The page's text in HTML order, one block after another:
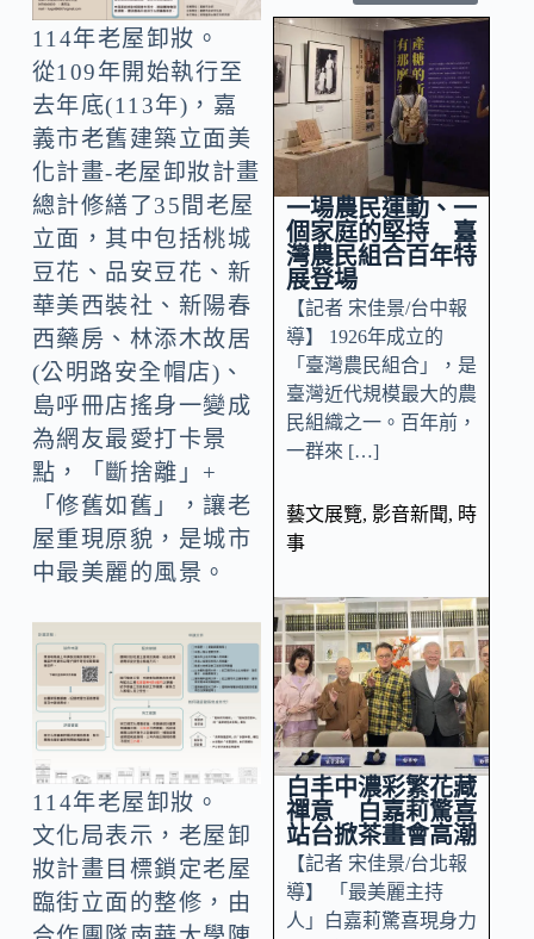
114年老屋卸妝。
從109年開始執行至
去年底(113年)，嘉
義市老舊建築立面美
化計畫-老屋卸妝計畫
總計修繕了35間老屋
立面，其中包括桃城
豆花、品安豆花、新
華美西裝社、新陽春
西藥房、林添木故居
(公明路安全帽店)、
島呼冊店搖身一變成
為網友最愛打卡景
點，「斷捨離」+
「修舊如舊」，讓老
屋重現原貌，是城市
中最美麗的風景。
114年老屋卸妝。
文化局表示，老屋卸
妝計畫目標鎖定老屋
臨街立面的整修，由
一場農民運動、一
個家庭的堅持 臺
灣農民組合百年特
展登場
【記者 宋佳景/台中報
導】 1926年成立的
「臺灣農民組合」，是
臺灣近代規模最大的農
民組織之一。百年前，
一群來 […]
藝文展覽, 影音新聞, 時
事
白丰中濃彩繁花藏
禪意 白嘉莉驚喜
站台掀茶畫會高潮
【記者 宋佳景/台北報
導】 「最美麗主持
人」白嘉莉驚喜現身力